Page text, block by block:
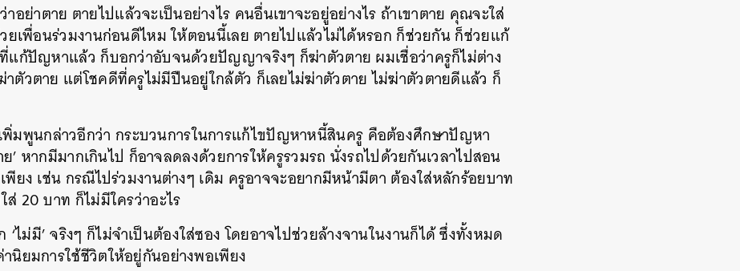
อย่าตาย ตายไปแล้วจะเป็นอย่างไร คนอื่นเขาจะอยู่อย่างไร ถ้าเขาตาย คุณจะใส่
ยเพื่อนร่วมงานก่อนดีไหม ให้ตอนนี้เลย ตายไปแล้วไม่ได้หรอก ก็ช่วยกัน ก็ช่วยแก้
ก้ปัญหาแล้ว ก็บอกว่าอับจนด้วยปัญญาจริงๆ ก็ฆ่าตัวตาย ผมเชื่อว่าครูก็ไม่ต่าง
าตัวตาย แต่โชคดีที่ครูไม่มีปืนอยู่ใกล้ตัว ก็เลยไม่ฆ่าตัวตาย ไม่ฆ่าตัวตายดีแล้ว ก็
พิ่มพูนกล่าวอีกว่า กระบวนการในการแก้ไขปัญหาหนี้สินครู คือต้องศึกษาปัญหา
ย’ หากมีมากเกินไป ก็อาจลดลงด้วยการให้ครูรวมรถ นั่งรถไปด้วยกันเวลาไปสอน
ยง เช่น กรณีไปร่วมงานต่างๆ เดิม ครูอาจจะอยากมีหน้ามีตา ต้องใส่หลักร้อยบาท
20 บาท ก็ไม่มีใครว่าอะไร
ไม่มี’ จริงๆ ก็ไม่จำเป็นต้องใส่ซอง โดยอาจไปช่วยล้างจานในงานก็ได้ ซึ่งทั้งหมด
นิยมการใช้ชีวิตให้อยู่กันอย่างพอเพียง